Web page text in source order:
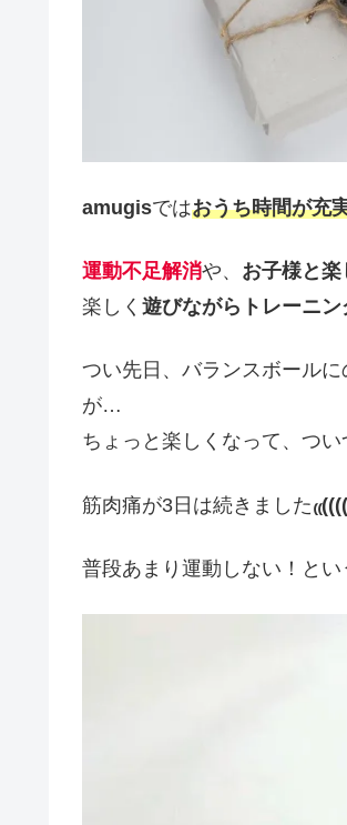
amugisではおうち時間が充
運動不足解消や、 お子様と楽
楽しく 遊びながらトレーニン
つい先日、バランスボール
が…
ちょっと楽しくなって、つ
筋肉痛が3日は続きました
普段あまり運動しない！と